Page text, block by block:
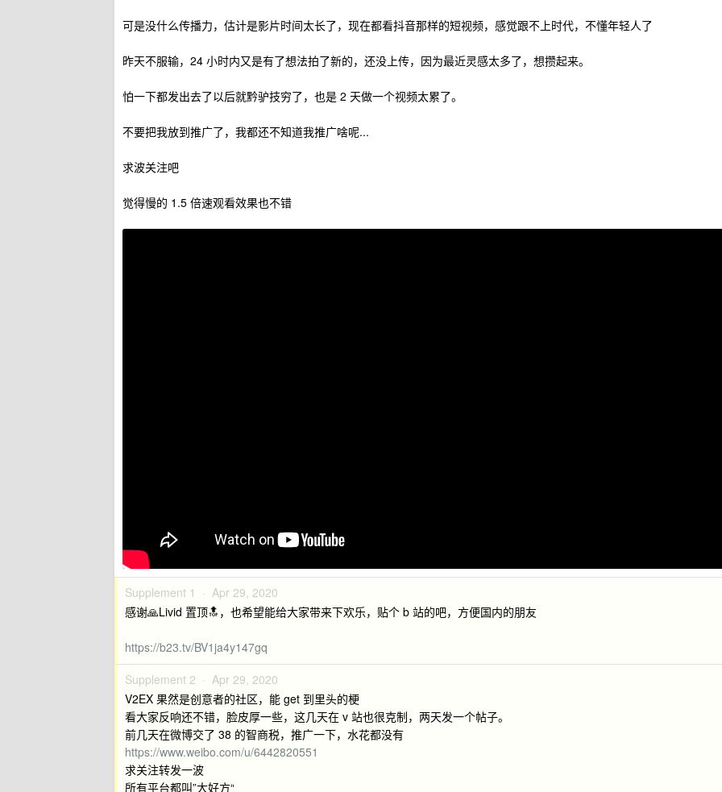
可是没什么传播力，估计是影片时间太长了，现在都看抖音那样的短视频，感觉跟不上时代，不懂年轻人了
昨天不服输，24 小时内又是有了想法拍了新的，还没上传，因为最近灵感太多了，想攒起来。
怕一下都发出去了以后就黔驴技穷了，也是 2 天做一个视频太累了。
不要把我放到推广了，我都还不知道我推广啥呢...
求波关注吧
觉得慢的 1.5 倍速观看效果也不错
Supplement 1 · Apr 29, 2020
感谢🙏Livid 置顶🔝，也希望能给大家带来下欢乐，贴个 b 站的吧，方便国内的朋友
https://b23.tv/BV1ja4y147gq
Supplement 2 · Apr 29, 2020
V2EX 果然是创意者的社区，能 get 到里头的梗
看大家反响还不错，脸皮厚一些，这几天在 v 站也很克制，两天发一个帖子。
前几天在微博交了 38 的智商税，推广一下，水花都没有
https://www.weibo.com/u/6442820551
求关注转发一波
所有平台都叫”大好方“